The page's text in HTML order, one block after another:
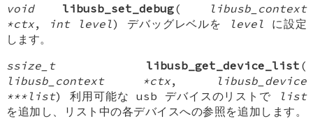
void
libusb_set_debug(
libusb_context
*ctx, int level) デバッグレベルを level に設定
します。
ssize_t
libusb_get_device_list (
libusb_context *ctx,
libusb_device
***list) 利用可能な usb デバイスのリストで
list
を追加し、リスト中の各デバイスへの参照を追加します。